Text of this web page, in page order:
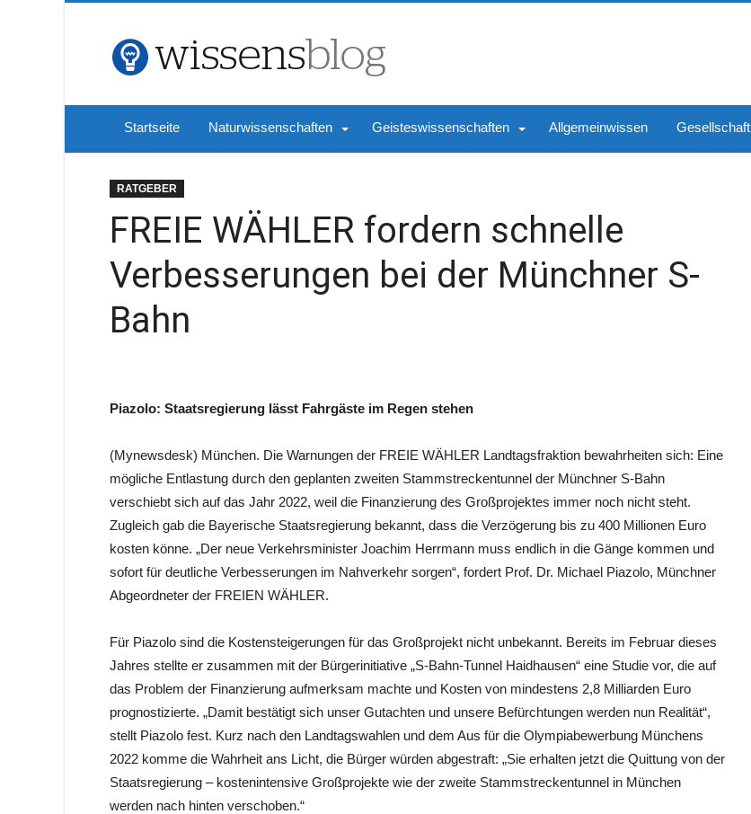
Startseite Naturwissenschaften Geisteswissenschaften Allgemeinwissen Gesellschaft
RATGEBER
FREIE WÄHLER fordern schnelle
Verbesserungen bei der Münchner S-
Bahn
Piazolo: Staatsregierung lässt Fahrgäste im Regen stehen
(Mynewsdesk) München. Die Warnungen der FREIE WÄHLER Landtagsfraktion bewahrheiten sich: Eine
mögliche Entlastung durch den geplanten zweiten Stammstreckentunnel der Münchner S-Bahn
verschiebt sich auf das Jahr 2022, weil die Finanzierung des Großprojektes immer noch nicht steht.
Zugleich gab die Bayerische Staatsregierung bekannt, dass die Verzögerung bis zu 400 Millionen Euro
kosten könne. „Der neue Verkehrsminister Joachim Herrmann muss endlich in die Gänge kommen und
sofort für deutliche Verbesserungen im Nahverkehr sorgen“, fordert Prof. Dr. Michael Piazolo, Münchner
Abgeordneter der FREIEN WÄHLER.
Für Piazolo sind die Kostensteigerungen für das Großprojekt nicht unbekannt. Bereits im Februar dieses
Jahres stellte er zusammen mit der Bürgerinitiative „S-Bahn-Tunnel Haidhausen“ eine Studie vor, die auf
das Problem der Finanzierung aufmerksam machte und Kosten von mindestens 2,8 Milliarden Euro
prognostizierte. „Damit bestätigt sich unser Gutachten und unsere Befürchtungen werden nun Realität“,
stellt Piazolo fest. Kurz nach den Landtagswahlen und dem Aus für die Olympiabewerbung Münchens
2022 komme die Wahrheit ans Licht, die Bürger würden abgestraft: „Sie erhalten jetzt die Quittung von der
Staatsregierung – kostenintensive Großprojekte wie der zweite Stammstreckentunnel in München
werden nach hinten verschoben.“